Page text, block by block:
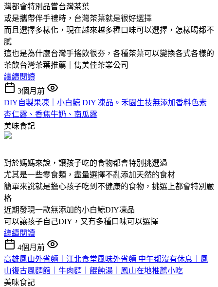
灣都會特別品嘗台灣茶葉
或是攜帶伴手禮時，台灣茶葉就是很好選擇
而且選擇多樣化，現在越來越多種口味可以選擇，怎樣喝都不
膩
這也是為什麼台灣手搖飲很夯，各種茶葉可以變換各式各樣的
茶飲台灣茶葉推薦｜雋美佳茶業公司
繼續閱讀
3個月前
DIY自製果凍｜小白鯨 DIY 凍品。禾園生技無添加香料色素
杏仁露、香焦牛奶、南瓜露
美味食記
對於媽媽來說，讓孩子吃的食物都會特別挑選過
尤其是一些零食類，盡量選擇不亂添加天然的食材
簡單來說就是擔心孩子吃到不健康的食物，挑選上都會特別嚴
格
近期發現一款無添加的小白鯨DIY凍品
可以讓孩子自己DIY，又有多種口味可以選擇
繼續閱讀
4個月前
高雄鳳山外省麵｜江北食堂風味外省麵 中午都沒有休息｜鳳
山復古風麵館｜牛肉麵｜餛飩湯｜鳳山在地推薦小吃
美味食記